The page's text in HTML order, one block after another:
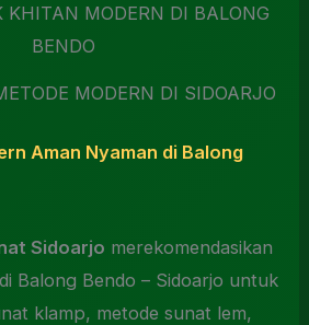
MODERN DI SIDOARJO
Aman Nyaman di Balong
Sidoarjo merekomendasikan
Balong Bendo – Sidoarjo untuk
klamp, metode sunat lem,